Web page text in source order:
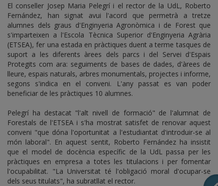
El conseller Josep Maria Pelegrí i el rector de la UdL, Roberto
Fernández, han signat avui l'acord que permetrà a tretze
alumnes dels graus d'Enginyeria Agronòmica i de Forest que
s'imparteixen a l'Escola Tècnica Superior d'Enginyeria Agrària
(ETSEA), fer una estada en pràctiques duent a terme tasques de
suport a les diferents àrees dels parcs i del Servei d'Espais
Protegits com ara: seguiments de bases de dades, d'àrees de
lleure, espais naturals, arbres monumentals, projectes i informe,
segons s'indica en el conveni. L'any passat es van poder
beneficiar de les pràctiques 10 alumnes.
Pelegrí ha destacat "l'alt nivell de formació" de l'alumnat de
Forestals de l'ETSEA i s'ha mostrat satisfet de renovar aquest
conveni "que dóna l'oportunitat a l'estudiantat d'introduir-se al
món laboral". En aquest sentit, Roberto Fernández ha insistit
que el model de docència específic de la UdL passa per les
pràctiques en empresa a totes les titulacions i per fomentar
l'ocupabilitat. "La Universitat té l'obligació moral d'ocupar-se
dels seus titulats", ha subratllat el rector.